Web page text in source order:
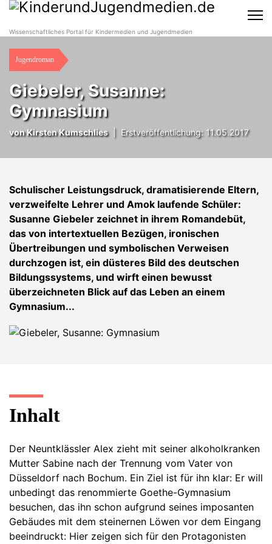
Wissenschaftliches Portal für Kindermedien und Jugendmedien
Jugendroman
Giebeler, Susanne:
Gymnasium
vonKirsten Kumschlies| Erstveröffentlichung: 11.05.2017
Schulischer Leistungsdruck, dramatisierende Eltern,
verzweifelte Lehrer und Amok laufende Schüler:
Susanne Giebeler zeichnet in ihrem Romandebüt,
das von intertextuellen Bezügen, ironischen
Übertreibungen und symbolischen Verweisen
durchzogen ist, ein düsteres Bild des deutschen
Bildungssystems, und wirft einen bewusst
überzeichneten Blick auf das Leben an einem
Gymnasium...
Inhalt
Der Neuntklässler Alex zieht mit seiner alkoholkranken
Mutter Sabine nach der Trennung vom Vater von
Düsseldorf nach Bochum. Ein Ziel ist für ihn klar: Er will
unbedingt das renommierte Goethe-Gymnasium
besuchen, das ihn schon aufgrund seines imposanten
Gebäudes mit dem steinernen Löwen vor dem Eingang
beeindruckt: Hier zeigen sich für den Protagonisten